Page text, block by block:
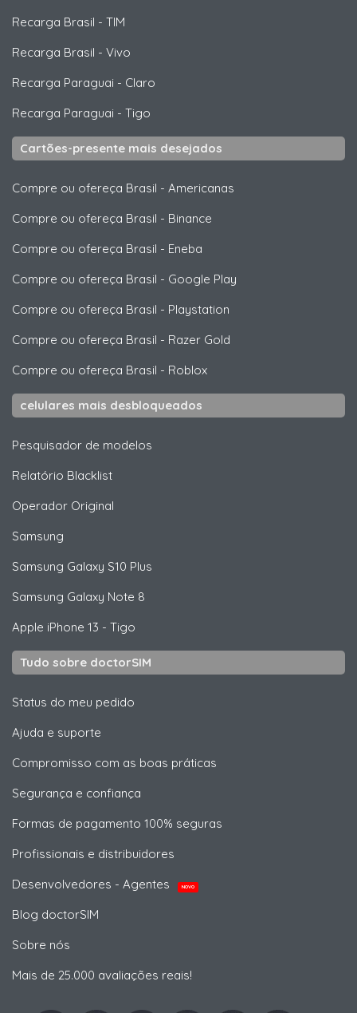
Recarga Brasil - TIM
Recarga Brasil - Vivo
Recarga Paraguai - Claro
Recarga Paraguai - Tigo
Cartões-presente mais desejados
Compre ou ofereça Brasil - Americanas
Compre ou ofereça Brasil - Binance
Compre ou ofereça Brasil - Eneba
Compre ou ofereça Brasil - Google Play
Compre ou ofereça Brasil - Playstation
Compre ou ofereça Brasil - Razer Gold
Compre ou ofereça Brasil - Roblox
celulares mais desbloqueados
Pesquisador de modelos
Relatório Blacklist
Operador Original
Samsung
Samsung Galaxy S10 Plus
Samsung Galaxy Note 8
Apple iPhone 13 - Tigo
Tudo sobre doctorSIM
Status do meu pedido
Ajuda e suporte
Compromisso com as boas práticas
Segurança e confiança
Formas de pagamento 100% seguras
Profissionais e distribuidores
Desenvolvedores - Agentes
NOVO
Blog doctorSIM
Sobre nós
Mais de 25.000 avaliações reais!